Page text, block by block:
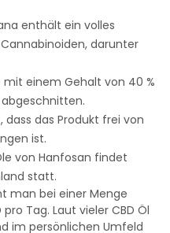
enthält ein volles
darunter
mit einem Gehalt von 40 %
das Produkt frei von
ist.
von Hanfosan findet
statt.
man bei einer Menge
Tag. Laut vieler CBD Öl
im persönlichen Umfeld